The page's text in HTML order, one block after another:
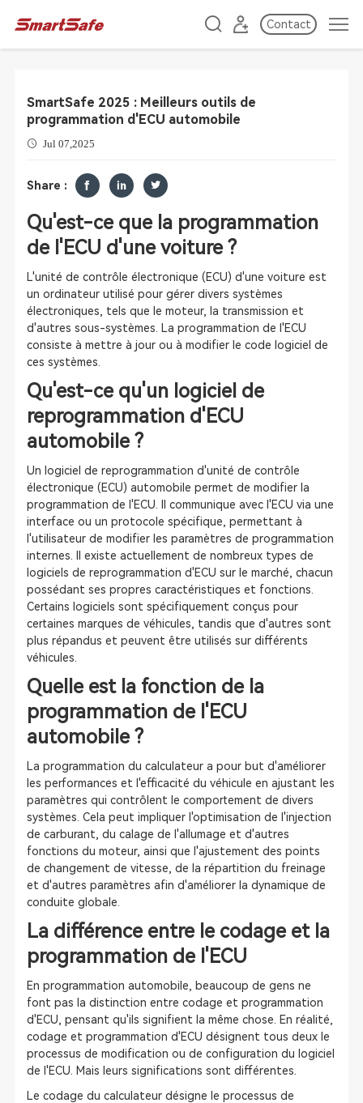
Contact
SmartSafe 2025 : Meilleurs outils de
programmation d'ECU automobile
Jul 07,2025
Share :
Qu'est-ce que la programmation
de l'ECU d'une voiture ?
L'unité de contrôle électronique (ECU) d'une voiture est
un ordinateur utilisé pour gérer divers systèmes
électroniques, tels que le moteur, la transmission et
d'autres sous-systèmes. La programmation de l'ECU
consiste à mettre à jour ou à modifier le code logiciel de
ces systèmes.
Qu'est-ce qu'un logiciel de
reprogrammation d'ECU
automobile ?
Un logiciel de reprogrammation d'unité de contrôle
électronique (ECU) automobile permet de modifier la
programmation de l'ECU. Il communique avec l'ECU via une
interface ou un protocole spécifique, permettant à
l'utilisateur de modifier les paramètres de programmation
internes. Il existe actuellement de nombreux types de
logiciels de reprogrammation d'ECU sur le marché, chacun
possédant ses propres caractéristiques et fonctions.
Certains logiciels sont spécifiquement conçus pour
certaines marques de véhicules, tandis que d'autres sont
plus répandus et peuvent être utilisés sur différents
véhicules.
Quelle est la fonction de la
programmation de l'ECU
automobile ?
La programmation du calculateur a pour but d'améliorer
les performances et l'efficacité du véhicule en ajustant les
paramètres qui contrôlent le comportement de divers
systèmes. Cela peut impliquer l'optimisation de l'injection
de carburant, du calage de l'allumage et d'autres
fonctions du moteur, ainsi que l'ajustement des points
de changement de vitesse, de la répartition du freinage
et d'autres paramètres afin d'améliorer la dynamique de
conduite globale.
La différence entre le codage et la
programmation de l'ECU
En programmation automobile, beaucoup de gens ne
font pas la distinction entre codage et programmation
d'ECU, pensant qu'ils signifient la même chose. En réalité,
codage et programmation d'ECU désignent tous deux le
processus de modification ou de configuration du logiciel
de l'ECU. Mais leurs significations sont différentes.
Le codage du calculateur désigne le processus de